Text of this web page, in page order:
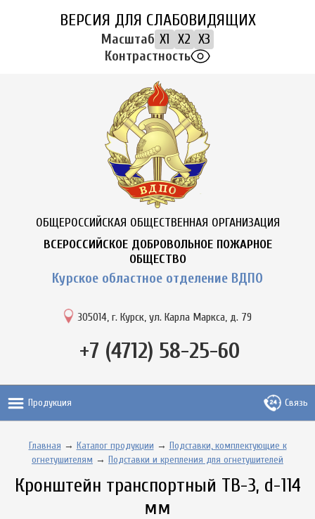
ВЕРСИЯ ДЛЯ СЛАБОВИДЯЩИХ
Масштаб X1 X2 X3
Контрастность
ОБЩЕРОССИЙСКАЯ ОБЩЕСТВЕННАЯ ОРГАНИЗАЦИЯ
ВСЕРОССИЙСКОЕ ДОБРОВОЛЬНОЕ ПОЖАРНОЕ
ОБЩЕСТВО
Курское областное отделение ВДПО
305014, г. Курск, ул. Карла Маркса, д. 79
+7 (4712) 58-25-60
Продукция Связь
Главная → Каталог продукции → Подставки, комплектующие к
огнетушителям → Подставки и крепления для огнетушителей
Кронштейн транспортный ТВ-3, d-114
мм